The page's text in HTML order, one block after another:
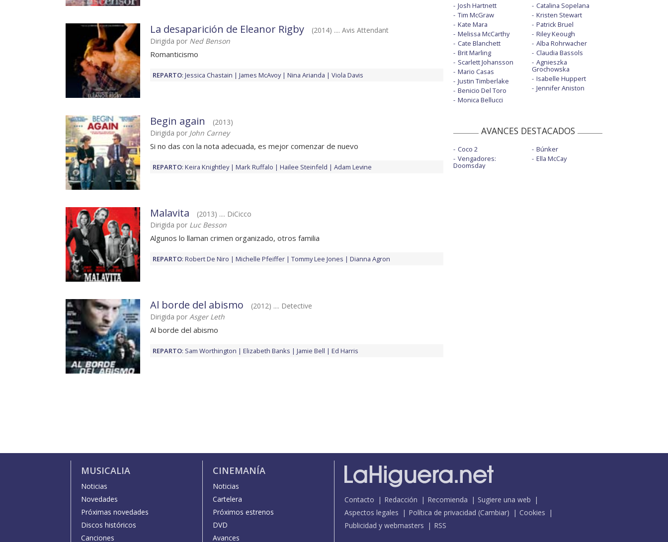
La desaparición de Eleanor Rigby
(2014) .... Avis Attendant
Dirigida por Ned Benson
Romanticismo
REPARTO: Jessica Chastain James McAvoy Nina Arianda Viola Davis
Begin again
(2013)
Dirigida por John Carney
Si no das con la nota adecuada, es mejor comenzar de nuevo
REPARTO: Keira Knightley Mark Ruffalo Hailee Steinfeld Adam Levine
Malavita
(2013) .... DiCicco
Dirigida por Luc Besson
Algunos lo llaman crimen organizado, otros familia
REPARTO: Robert De Niro Michelle Pfeiffer Tommy Lee Jones Dianna Agron
Al borde del abismo
(2012) .... Detective
Dirigida por Asger Leth
Al borde del abismo
REPARTO: Sam Worthington Elizabeth Banks Jamie Bell Ed Harris
Josh Hartnett
Tim McGraw
Kate Mara
Melissa McCarthy
Cate Blanchett
Brit Marling
Scarlett Johansson
Mario Casas
Justin Timberlake
Benicio Del Toro
Monica Bellucci
Catalina Sopelana
Kristen Stewart
Patrick Bruel
Riley Keough
Alba Rohrwacher
Claudia Bassols
Agnieszka
Grochowska
Isabelle Huppert
Jennifer Aniston
AVANCES DESTACADOS
Coco 2
Vengadores:
Doomsday
Búnker
Ella McCay
MUSICALIA
Noticias
Novedades
Próximas novedades
Discos históricos
Canciones
CINEMANÍA
Noticias
Cartelera
Próximos estrenos
DVD
Avances
Contacto Redacción Recomienda
Sugiere una web
Aspectos legales
Política de privacidad (Cambiar)
Cookies
Publicidad y webmasters
RSS